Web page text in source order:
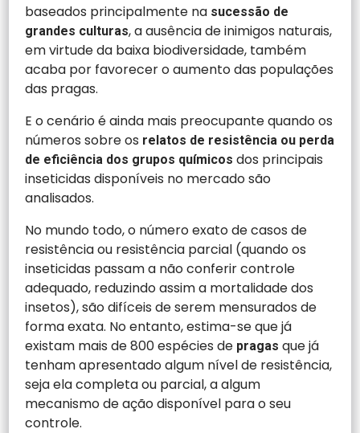
baseados principalmente na sucessão de
grandes culturas, a ausência de inimigos naturais,
em virtude da baixa biodiversidade, também
acaba por favorecer o aumento das populações
das pragas.
E o cenário é ainda mais preocupante quando os
números sobre os relatos de resistência ou perda
de eficiência dos grupos químicos dos principais
inseticidas disponíveis no mercado são
analisados.
No mundo todo, o número exato de casos de
resistência ou resistência parcial (quando os
inseticidas passam a não conferir controle
adequado, reduzindo assim a mortalidade dos
insetos), são difíceis de serem mensurados de
forma exata. No entanto, estima-se que já
existam mais de 800 espécies de pragas que já
tenham apresentado algum nível de resistência,
seja ela completa ou parcial, a algum
mecanismo de ação disponível para o seu
controle.